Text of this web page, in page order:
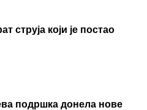
струја који је постао
подршка донела нове